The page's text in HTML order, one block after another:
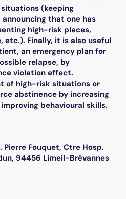
(keeping
that one has
high-risk places,
etc.). Finally, it is also useful
an emergency plan for
relapse, by
violation effect.
of high-risk situations or
abstinence by increasing
behavioural skills.
Fouquet, Ctre Hosp.
94456 Limeil-Brévannes